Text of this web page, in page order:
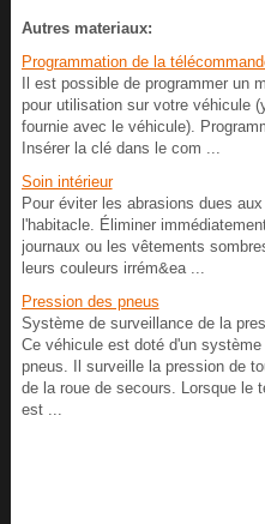
Autres materiaux:
Programmation de la
Il est possible de programmer un
pour utilisation sur votre véhicule
fournie avec le véhicule).
Insérer la clé dans le com ...
Soin intérieur
Pour éviter les abrasions dues
l'habitacle. Éliminer
journaux ou les vêtements
leurs couleurs irrém&ea ...
Pression des pneus
Système de surveillance de la
Ce véhicule est doté d'un
pneus. Il surveille la pression de
de la roue de secours. Lorsque le
est ...